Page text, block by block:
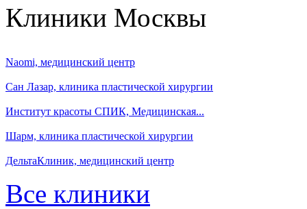
Клиники Москвы
Naomi, медицинский центр
Сан Лазар, клиника пластической хирургии
Институт красоты СПИК, Медицинская...
Шарм, клиника пластической хирургии
ДельтаКлиник, медицинский центр
Все клиники